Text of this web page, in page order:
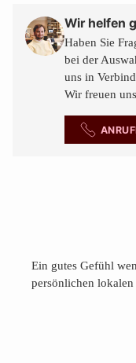
den
Warenkorb
legen
Wir helfen
Haben Sie
bei der
uns in
Wir freuen
Ein gutes Gefühl
persönlichen